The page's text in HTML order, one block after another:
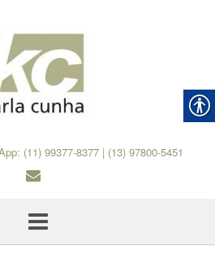
(11) 99377-8377 | (13) 97800-5451